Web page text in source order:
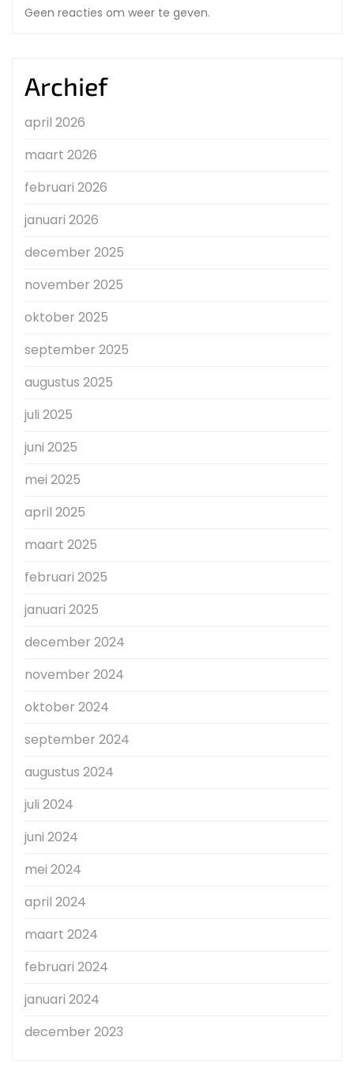
Geen reacties om weer te geven.
Archief
april 2026
maart 2026
februari 2026
januari 2026
december 2025
november 2025
oktober 2025
september 2025
augustus 2025
juli 2025
juni 2025
mei 2025
april 2025
maart 2025
februari 2025
januari 2025
december 2024
november 2024
oktober 2024
september 2024
augustus 2024
juli 2024
juni 2024
mei 2024
april 2024
maart 2024
februari 2024
januari 2024
december 2023